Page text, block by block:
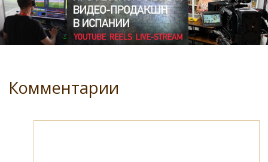
Комментарии